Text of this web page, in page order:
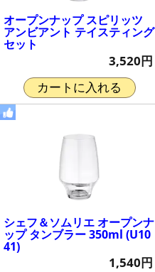
オープンナップ スピリッツ
アンビアント テイスティング
セット
3,520円
カートに入れる
シェフ＆ソムリエ オープンナ
ップ タンブラー 350ml (U10
41)
1,540円